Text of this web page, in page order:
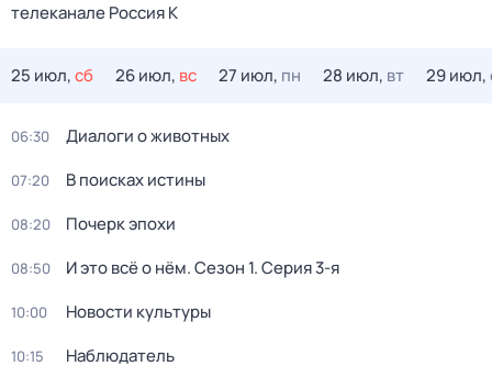
телеканале Россия К
25 июл,сб 26 июл, вс 27 июл, пн 28 июл, вт 29 июл,
06:30 Диалоги о животных
07:20 В поисках истины
08:20 Почерк эпохи
08:50 И это всё о нём. Сезон 1. Серия 3-я
10:00 Новости культуры
10:15 Наблюдатель